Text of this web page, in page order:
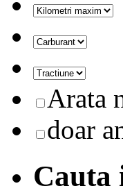
Arata
doar
Cauta